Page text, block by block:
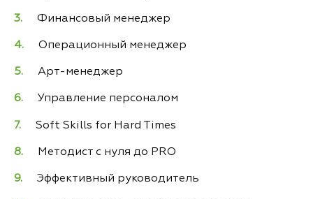
Финансовый менеджер
Операционный менеджер
Арт-менеджер
Управление персоналом
Soft Skills for Hard Times
Методист с нуля до PRO
Эффективный руководитель